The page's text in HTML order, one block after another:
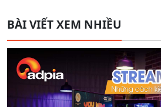
BÀI VIẾT XEM NHIỀU